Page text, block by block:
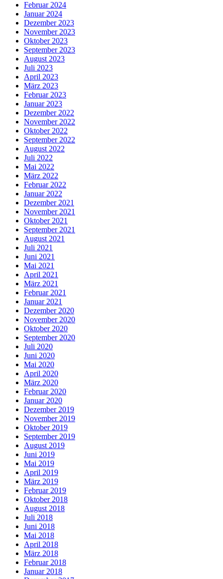
Februar 2024
Januar 2024
Dezember 2023
November 2023
Oktober 2023
September 2023
August 2023
Juli 2023
April 2023
März 2023
Februar 2023
Januar 2023
Dezember 2022
November 2022
Oktober 2022
September 2022
August 2022
Juli 2022
Mai 2022
März 2022
Februar 2022
Januar 2022
Dezember 2021
November 2021
Oktober 2021
September 2021
August 2021
Juli 2021
Juni 2021
Mai 2021
April 2021
März 2021
Februar 2021
Januar 2021
Dezember 2020
November 2020
Oktober 2020
September 2020
Juli 2020
Juni 2020
Mai 2020
April 2020
März 2020
Februar 2020
Januar 2020
Dezember 2019
November 2019
Oktober 2019
September 2019
August 2019
Juni 2019
Mai 2019
April 2019
März 2019
Februar 2019
Oktober 2018
August 2018
Juli 2018
Juni 2018
Mai 2018
April 2018
März 2018
Februar 2018
Januar 2018